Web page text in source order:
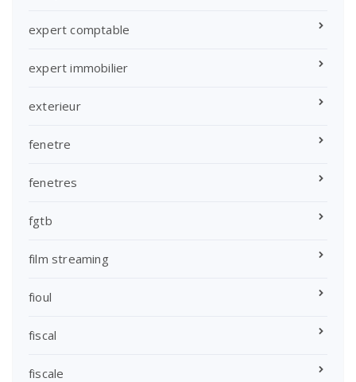
expert comptable
expert immobilier
exterieur
fenetre
fenetres
fgtb
film streaming
fioul
fiscal
fiscale